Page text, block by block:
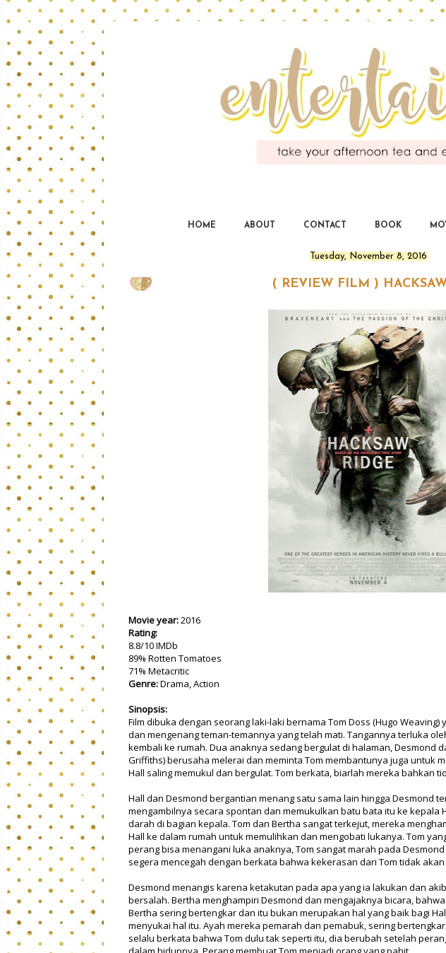
you
HOME ABOUT CONTACT BOOK
Tuesday, November 8, 2016
( REVIEW FILM )
Movie year:2016
Rating:
8.8/10 IMDb
89% Rotten Tomatoes
71% Metacritic
Genre:Drama, Action
Sinopsis:
Film dibuka dengan seorang laki-laki bernama Tom Doss (Hugo
dan mengenang teman-temannya yang telah mati. Tangannya terluka
kembali ke rumah. Dua anaknya sedang bergulat di halaman, Desmond
Griffiths) berusaha melerai dan meminta Tom membantunya juga untuk
Hall saling memukul dan bergulat. Tom berkata, biarlah mereka bahkan
Hall dan Desmond bergantian menang satu sama lain hingga Desmond
mengambilnya secara spontan dan memukulkan batu bata itu ke kepala
darah di bagian kepala. Tom dan Bertha sangat terkejut, mereka
Hall ke dalam rumah untuk memulihkan dan mengobati lukanya. Tom
perang bisa menangani luka anaknya, Tom sangat marah pada
segera mencegah dengan berkata bahwa kekerasan dari Tom tidak
Desmond menangis karena ketakutan pada apa yang ia lakukan dan
bersalah. Bertha menghampiri Desmond dan mengajaknya bicara,
Bertha sering bertengkar dan itu bukan merupakan hal yang baik bagi
menyukai hal itu. Ayah mereka pemarah dan pemabuk, sering
selalu berkata bahwa Tom dulu tak seperti itu, dia berubah setelah